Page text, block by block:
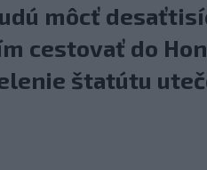
môcť
cestovať do
štatútu